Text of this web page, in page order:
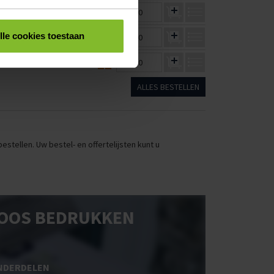
cookies toestaan
€1,80 €1,68 €0,00
€2,14 €2,04 €0,00
€0,00
ALLES BESTELLEN
Uw bestel- en offertelijsten kunt u
BEDRUKKEN